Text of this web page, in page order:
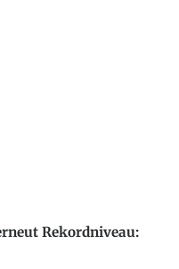
Rekordniveau: